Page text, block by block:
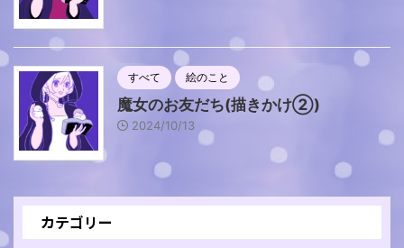
すべて 絵のこと
魔女のお友だち(描きかけ②)
2024/10/13
カテゴリー